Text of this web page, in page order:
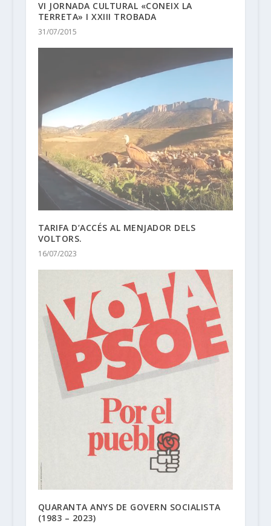
VI JORNADA CULTURAL «CONEIX LA
TERRETA» I XXIII TROBADA
31/07/2015
TARIFA D’ACCÉS AL MENJADOR DELS
VOLTORS.
16/07/2023
QUARANTA ANYS DE GOVERN SOCIALISTA
(1983 – 2023)